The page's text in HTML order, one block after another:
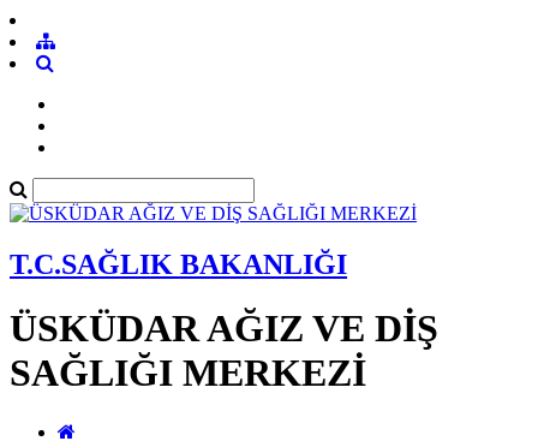
T.C.SAĞLIK BAKANLIĞI
ÜSKÜDAR AĞIZ VE DİŞ
SAĞLIĞI MERKEZİ